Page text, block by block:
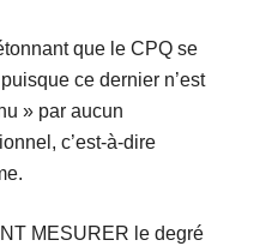
que le CPQ se
ce dernier n’est
» par aucun
c’est-à-dire
MESURER le degré